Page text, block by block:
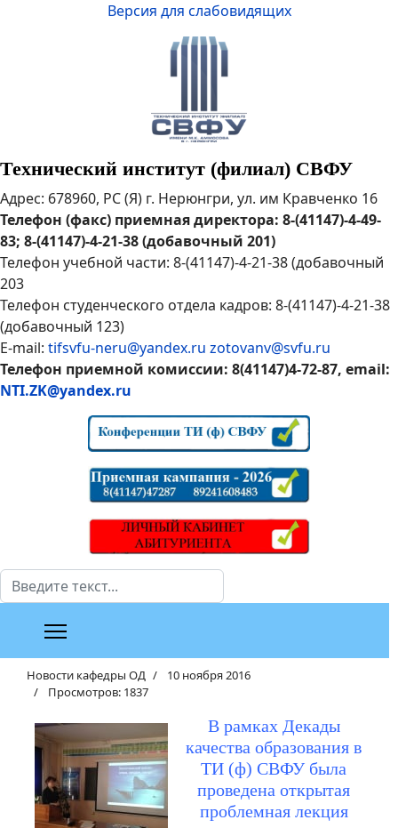
Версия для слабовидящих
Технический институт (филиал) СВФУ
Адрес: 678960, РС (Я) г. Нерюнгри, ул. им Кравченко 16
Телефон (факс) приемная директора: 8-(41147)-4-49-
83; 8-(41147)-4-21-38 (добавочный 201)
Телефон учебной части: 8-(41147)-4-21-38 (добавочный
203
Телефон студенческого отдела кадров: 8-(41147)-4-21-38
(добавочный 123)
E-mail: tifsvfu-neru@yandex.ru zotovanv@svfu.ru
Телефон приемной комиссии: 8(41147)4-72-87, email:
NTI.ZK@yandex.ru
Поиск
Новости кафедры ОД
10 ноября 2016
Просмотров: 1837
В рамках Декады
качества образования в
ТИ (ф) СВФУ была
проведена открытая
проблемная лекция